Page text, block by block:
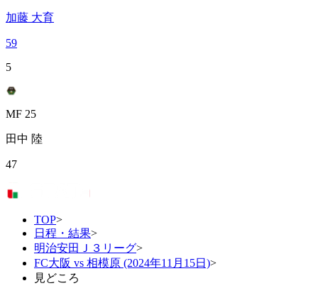
加藤 大育
59
5
MF 25
田中 陸
47
TOP>
日程・結果>
明治安田Ｊ３リーグ>
FC大阪 vs 相模原 (2024年11月15日)>
見どころ